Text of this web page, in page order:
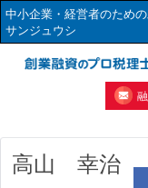
中小企業・経営者のため
サンジュウシ
高山 幸治